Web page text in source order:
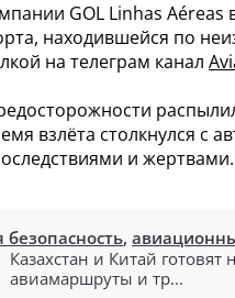
GOL Linhas
находившейся по
на телеграм канал
взлёта столкнулся с
и жертвами.
,
Казахстан и Китай готовят
авиамаршруты и тр...